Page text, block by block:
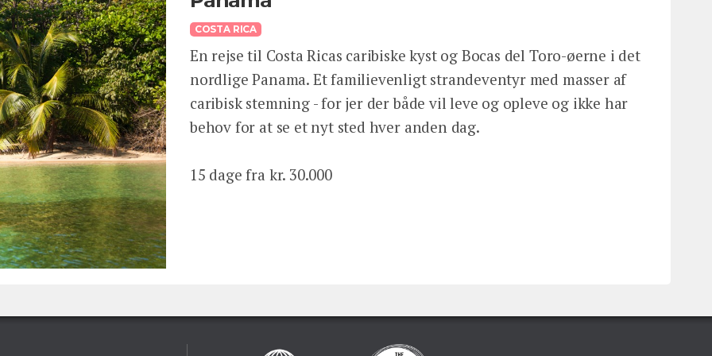
COSTA RICA
En rejse til Costa Ricas caribiske kyst og Bocas del Toro-øerne i det
nordlige Panama. Et familievenligt strandeventyr med masser af
caribisk stemning - for jer der både vil leve og opleve og ikke har
behov for at se et nyt sted hver anden dag.
15 dage fra kr. 30.000